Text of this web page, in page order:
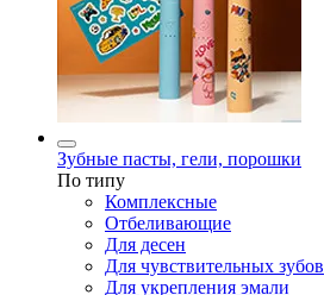
Зубные пасты, гели, порошки
По типу
Комплексные
Отбеливающие
Для десен
Для чувствительных зубов
Для укрепления эмали